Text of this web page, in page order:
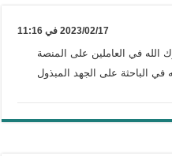
2023/02/17 في 11:16
في العاملين على المنصة
في الباحثة على الجهد المبذول